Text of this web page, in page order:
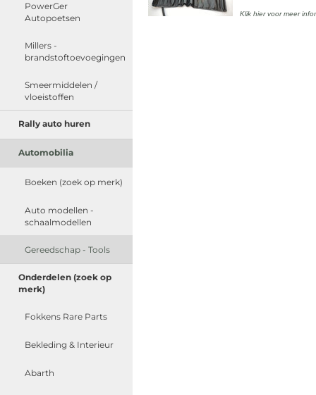
PowerGer
Autopoetsen
Millers -
brandstoftoevoegingen
Smeermiddelen /
vloeistoffen
Rally auto huren
Automobilia
Boeken (zoek op merk)
Auto modellen -
schaalmodellen
Gereedschap - Tools
Onderdelen (zoek op
merk)
Fokkens Rare Parts
Bekleding & Interieur
Abarth
Klik hier voor meer